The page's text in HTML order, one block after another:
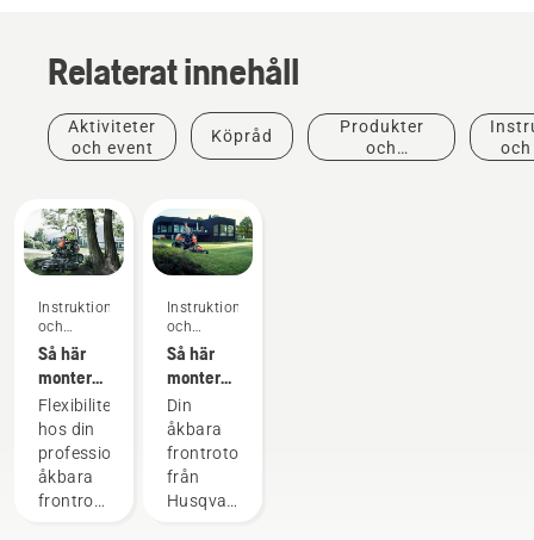
Relaterat innehåll
Aktiviteter
och event
Köpråd
Produkter
och
Instruktioner
och
guider
Så här
monterar
du
klippaggregatet
på din
professionella
åkbara
Flexibiliteten
hos din
professionella
åkbara
frontrotorklippare
Instruktioner
och
guider
Så här
monterar
du
klippaggregatet
på din
åkbara
frontrotorklippare
Din
åkbara
frontrotorklippare
från
Husqvarna